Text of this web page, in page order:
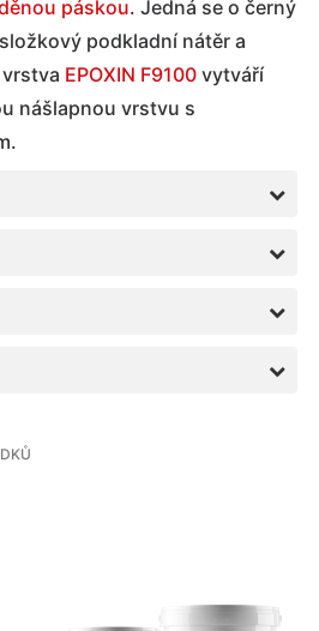
páskou. Jedná se o černý
podkladní nátěr a
EPOXIN F9100 vytváří
nášlapnou vrstvu s